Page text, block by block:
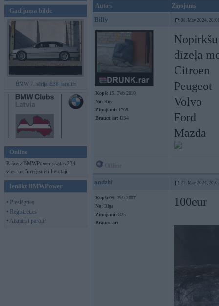
Gadījuma bilde
BMW 7. sērija E38 facelift
Online
Pašreiz BMWPower skatās 234
viesi un 5 reģistrēti lietotāji.
Ienākt BMWPower
• Pieslēgties
• Reģistrēties
• Aizmirsi paroli?
Autors Ziņojums
Billy 08. May 2024,
Kopš: 15. Feb 2010
No: Rīga
Ziņojumi: 1705
Braucu ar: DS4
dīzeļa
Citroen
Peugeot
Volvo
Ford
Mazda
andzhi 27. May 2024,
Kopš: 09. Feb 2007
No: Rīga
Ziņojumi: 825
Braucu ar:
100eur